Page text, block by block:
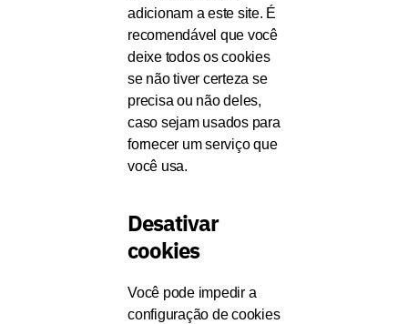
adicionam a este site. É
recomendável que você
deixe todos os cookies
se não tiver certeza se
precisa ou não deles,
caso sejam usados ​​para
fornecer um serviço que
você usa.
Desativar
cookies
Você pode impedir a
configuração de cookies